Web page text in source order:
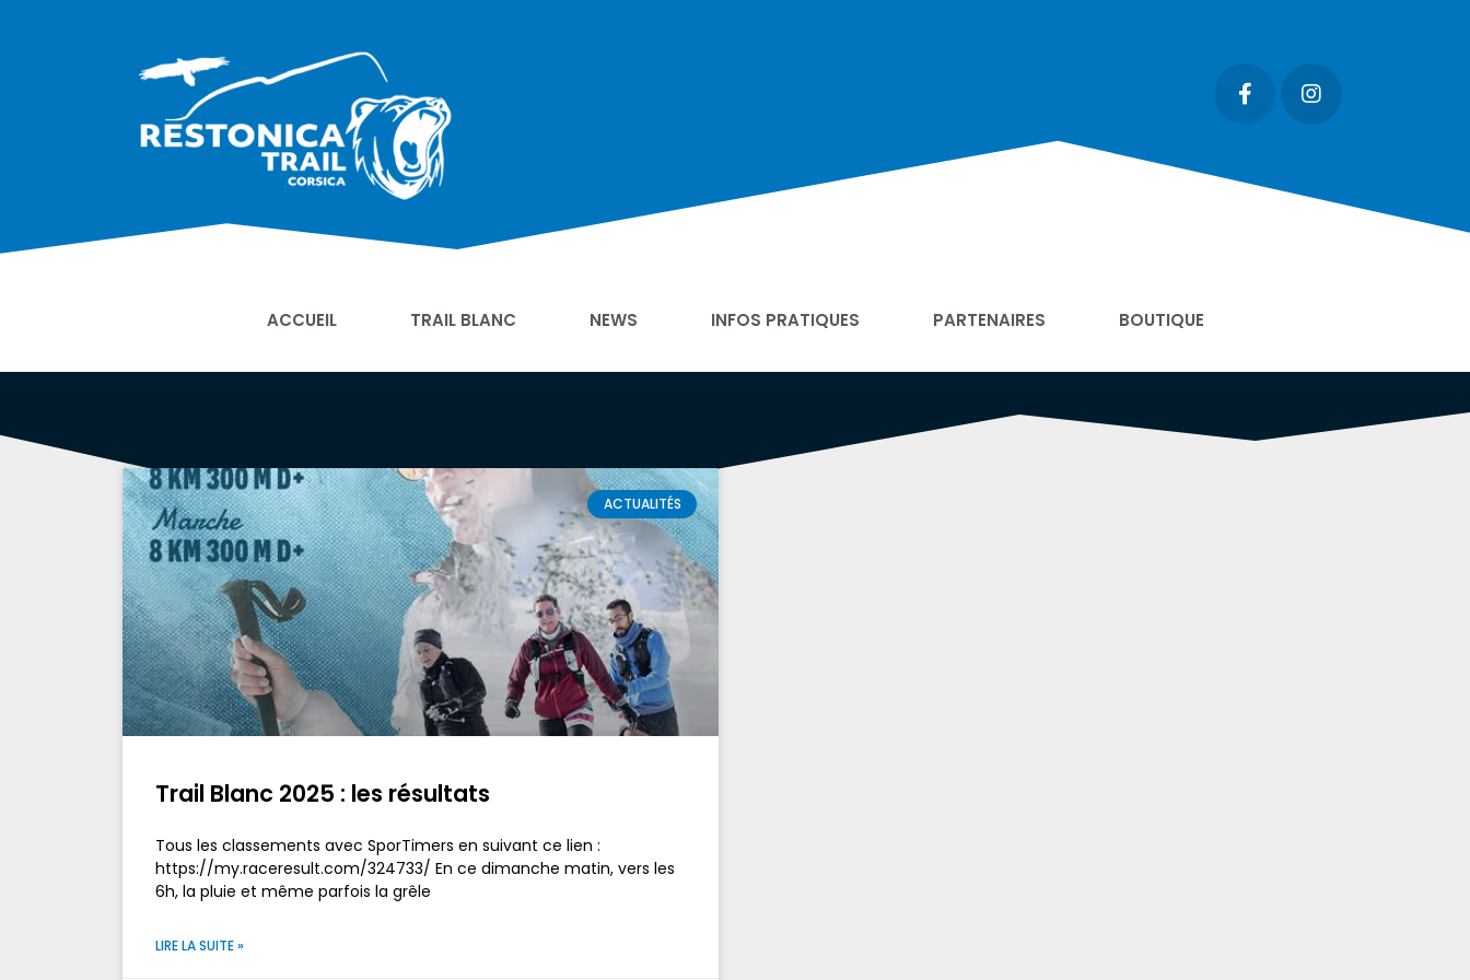
ACCUEIL TRAIL BLANC NEWS INFOS PRATIQUES PARTENAIRES BOUTIQUE
ACTUALITÉS
Trail Blanc 2025 : les résultats
Tous les classements avec SporTimers en suivant ce lien :
https://my.raceresult.com/324733/ En ce dimanche matin, vers les
6h, la pluie et même parfois la grêle
LIRE LA SUITE »